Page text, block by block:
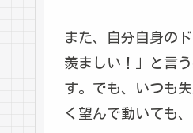
また、自分自身の
羨ましい！」と言
す。でも、いつも
く望んで動いても